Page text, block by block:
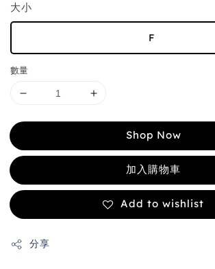
大小
F
數量
Shop Now
加入購物車
Add to wishlist
分享